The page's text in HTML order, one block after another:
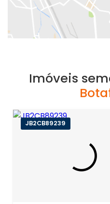
Imóveis
JB2CB89239